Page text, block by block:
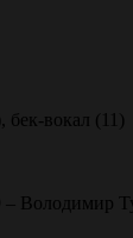
бек-вокал (11)
Володимир